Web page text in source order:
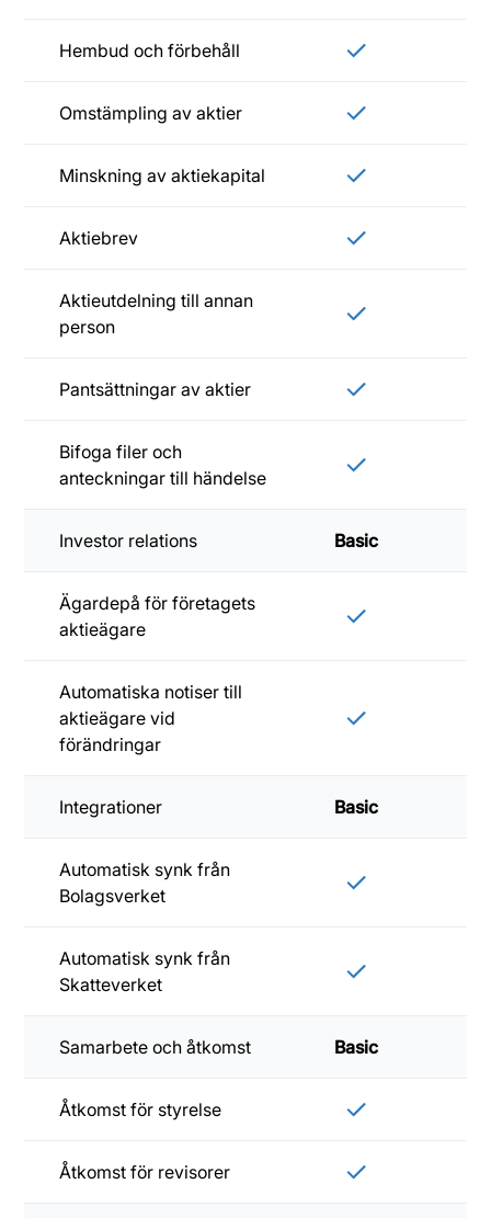
Hembud och förbehåll
Omstämpling av aktier
Minskning av aktiekapital
Aktiebrev
Aktieutdelning till annan
person
Pantsättningar av aktier
Bifoga filer och
anteckningar till händelse
Investor relations Basic
Ägardepå för företagets
aktieägare
Automatiska notiser till
aktieägare vid
förändringar
Integrationer Basic
Automatisk synk från
Bolagsverket
Automatisk synk från
Skatteverket
Samarbete och åtkomst Basic
Åtkomst för styrelse
Åtkomst för revisorer